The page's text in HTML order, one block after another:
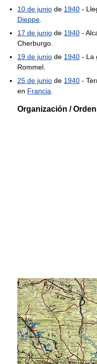
10 de junio de 1940 -
Dieppe
17 de junio de 1940 -
Cherburgo.
19 de junio de 1940 - La
Rommel.
25 de junio de 1940 -
en Francia
Organización /